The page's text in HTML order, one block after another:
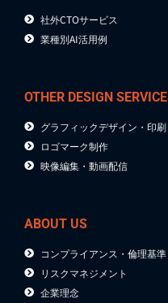
社外CTOサービス
業種別AI活用例
OTHER DESIGN
グラフィックデザイン・印刷
ロゴマーク制作
映像編集・動画配信
ABOUT US
コンプライアンス・倫理基準
リスクマネジメント
企業理念